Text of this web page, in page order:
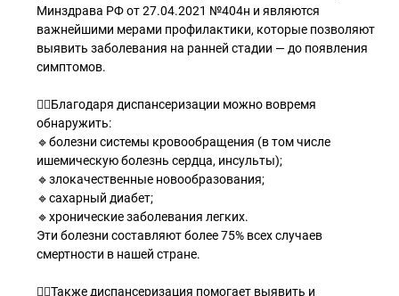
Минздрава РФ от 27.04.2021 №404н и являются
важнейшими мерами профилактики, которые позволяют
выявить заболевания на ранней стадии — до появления
симптомов.
👩‍⚕Благодаря диспансеризации можно вовремя
обнаружить:
🔹болезни системы кровообращения (в том числе
ишемическую болезнь сердца, инсульты);
🔹злокачественные новообразования;
🔹сахарный диабет;
🔹хронические заболевания легких.
Эти болезни составляют более 75% всех случаев
смертности в нашей стране.
👨‍⚕Также диспансеризация помогает выявить и